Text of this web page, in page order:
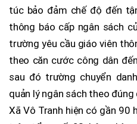
túc bảo đảm chế độ đến
thông báo cấp ngân sách
trường yêu cầu giáo viên
theo căn cước công dân
sau đó trường chuyển
quản lý ngân sách theo đúng
Xã Vô Tranh hiện có gần 90